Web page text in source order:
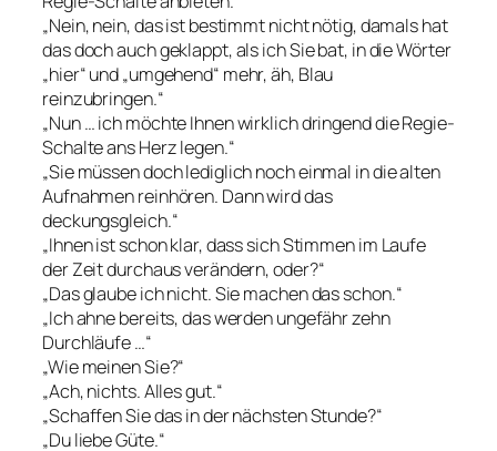
„Nein, nein, das ist bestimmt nicht nötig, damals hat
das doch auch geklappt, als ich Sie bat, in die Wörter
„hier“ und „umgehend“ mehr, äh, Blau
reinzubringen.“
„Nun … ich möchte Ihnen wirklich dringend die Regie-
Schalte ans Herz legen.“
„Sie müssen doch lediglich noch einmal in die alten
Aufnahmen reinhören. Dann wird das
deckungsgleich.“
„Ihnen ist schon klar, dass sich Stimmen im Laufe
der Zeit durchaus verändern, oder?“
„Das glaube ich nicht. Sie machen das schon.“
„Ich ahne bereits, das werden ungefähr zehn
Durchläufe …“
„Wie meinen Sie?“
„Ach, nichts. Alles gut.“
„Schaffen Sie das in der nächsten Stunde?“
„Du liebe Güte.“